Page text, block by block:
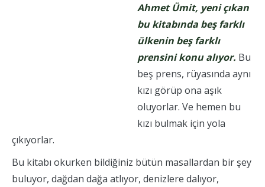
Ahmet Ümit, yeni çıkan
bu kitabında beş farklı
ülkenin beş farklı
prensini konu alıyor. Bu
beş prens, rüyasında aynı
kızı görüp ona aşık
oluyorlar. Ve hemen bu
kızı bulmak için yola
çıkıyorlar.
Bu kitabı okurken bildiğiniz bütün masallardan bir şey
buluyor, dağdan dağa atlıyor, denizlere dalıyor,